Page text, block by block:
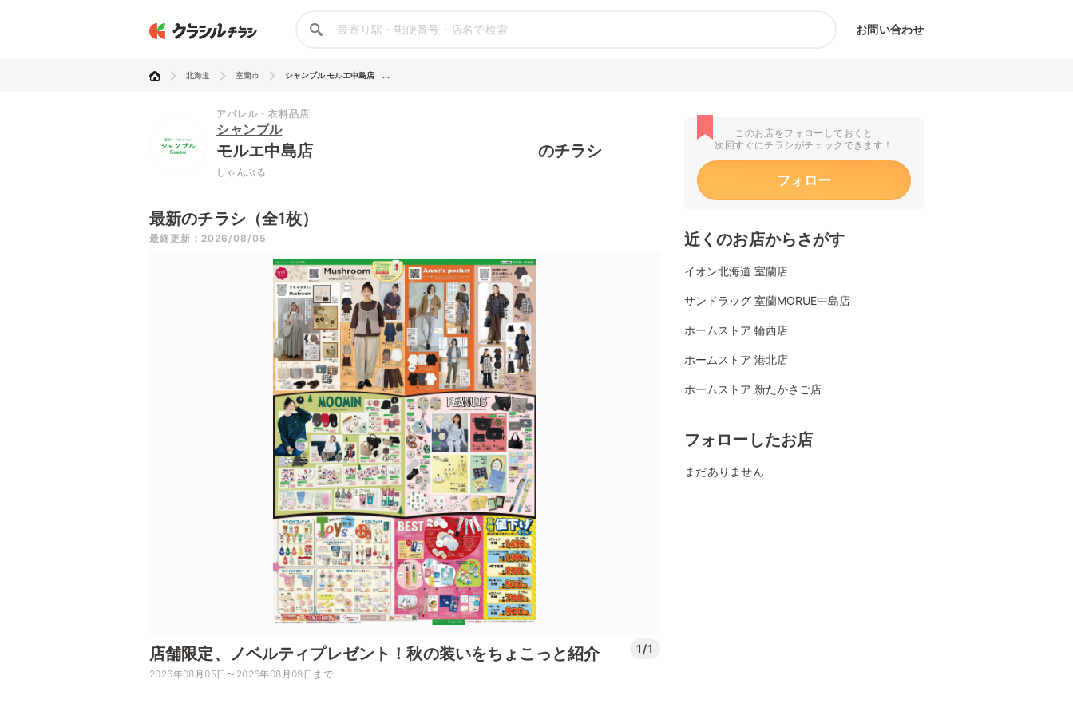
お問い合わせ
北海道 室蘭市 シャンブル モルエ中島店 ...
アパレル・衣料品店
シャンブル
モルエ中島店 のチラシ
しゃんぶる
最新のチラシ（全1枚）
最終更新：2026/08/05
店舗限定、ノベルティプレゼント！秋の装いをちょこっと紹介 1/1
2026年08月05日〜2026年08月09日まで
このお店をフォローしておくと
次回すぐにチラシがチェックできます！
フォロー
近くのお店からさがす
イオン北海道 室蘭店
サンドラッグ 室蘭MORUE中島店
ホームストア 輪西店
ホームストア 港北店
ホームストア 新たかさご店
フォローしたお店
まだありません